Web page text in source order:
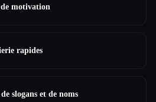
motivation
rapides
slogans et de noms